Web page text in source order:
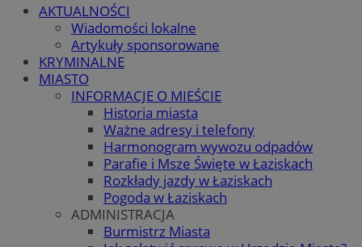
AKTUALNOŚCI
Wiadomości lokalne
Artykuły sponsorowane
KRYMINALNE
MIASTO
INFORMACJE O MIEŚCIE
Historia miasta
Ważne adresy i telefony
Harmonogram wywozu odpadów
Parafie i Msze Święte w Łaziskach
Rozkłady jazdy w Łaziskach
Pogoda w Łaziskach
ADMINISTRACJA
Burmistrz Miasta